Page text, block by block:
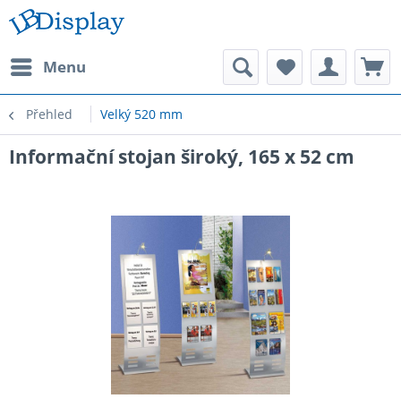
Menu
Přehled Velký 520 mm
Informační stojan široký, 165 x 52 cm